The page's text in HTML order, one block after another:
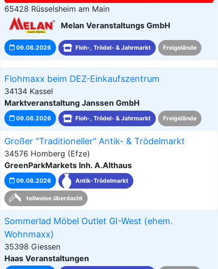
65428 Rüsselsheim am Main
Melan Veranstaltungs GmbH
09.08.2026 Floh-, Trödel- & Jahrmarkt Freigelände
Flohmaxx beim DEZ-Einkaufszentrum
34134 Kassel
Marktveranstaltung Janssen GmbH
09.08.2026 Floh-, Trödel- & Jahrmarkt Freigelände
Großer "Traditioneller" Antik- & Trödelmarkt
34576 Homberg (Efze)
GreenParkMarkets Inh. A.Althaus
09.08.2026 Antik-Trödelmarkt
teilweise überdacht
Sommerlad Möbel Outlet GI-West (ehem.
Wohnmaxx)
35398 Giessen
Haas Veranstaltungen